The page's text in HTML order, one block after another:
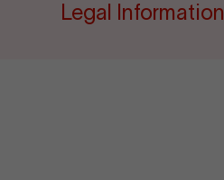
Legal Information